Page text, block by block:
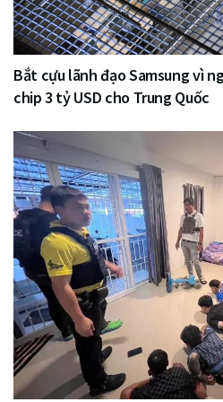
Bắt cựu lãnh đạo Samsung vì
chip 3 tỷ USD cho Trung Quốc